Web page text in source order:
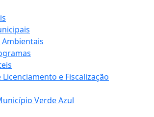
e Fiscalização
Verde Azul